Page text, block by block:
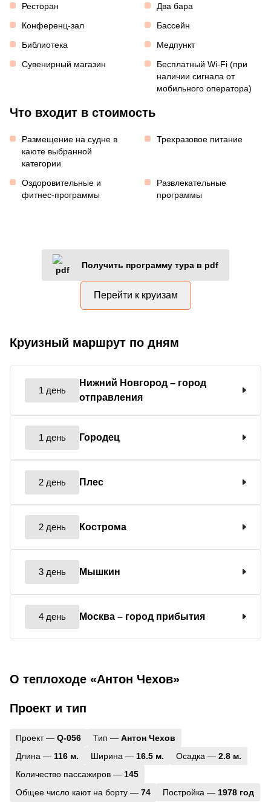
Ресторан
Два бара
Конференц-зал
Бассейн
Библиотека
Медпункт
Сувенирный магазин
Бесплатный Wi-Fi (при
наличии сигнала от
мобильного оператора)
Что входит в стоимость
Размещение на судне в
каюте выбранной
категории
Трехразовое питание
Оздоровительные и
фитнес-программы
Развлекательные
программы
Получить программу тура в pdf
Перейти к круизам
Круизный маршрут по дням
1 день
Нижний Новгород – город
отправления
1 день Городец
2 день Плес
2 день Кострома
3 день Мышкин
4 день Москва – город прибытия
О теплоходе «Антон Чехов»
Проект и тип
Проект — Q-056 Тип — Антон Чехов
Длина — 116 м. Ширина — 16.5 м. Осадка — 2.8 м.
Количество пассажиров — 145
Общее число кают на борту — 74 Постройка — 1978 год